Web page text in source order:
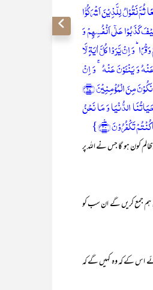
الظّٰلِمُوۡنَ ﴿۲۱﴾وَ یَوۡمَ نَحۡشُرُہُمۡ جَمِیۡعًا ثُمَّ نَقُوۡلُ لِلَّذِیۡنَ اَشۡرَکُوۡۤا
لَمۡ تَکُنۡ فِتۡنَتُہُمۡ اِلَّاۤ اَنۡ قَالُوۡا وَ اللّٰہِ رَبِّنَا مَا کُنَّا مُشۡرِکِیۡنَ ﴿۲۳﴾اُنۡظُرۡ کَیۡفَ کَذَبُوۡا عَلٰۤی اَنۡفُسِہِمۡ وَ
وَقۡرًا ؕ وَ اِنۡ یَّرَوۡا کُلَّ اٰیَۃٍ لَّا
اِنۡ ہٰذَاۤ اِلَّاۤ اَسَاطِیۡرُ الۡاَوَّلِیۡنَ ﴿۲۵﴾وَ ہُمۡ یَنۡہَوۡنَ عَنۡہُ وَ یَنۡـَٔوۡنَ عَنۡہُ ۚ وَ اِنۡ
یُّہۡلِکُوۡنَ اِلَّاۤ اَنۡفُسَہُمۡ وَ مَا یَشۡعُرُوۡنَ ﴿۲۶﴾وَ لَوۡ تَرٰۤی اِذۡ وُقِفُوۡا عَلَی النَّارِ فَقَالُوۡا یٰلَیۡتَنَا نُرَدُّ وَ لَا نُکَذِّبَ بِاٰیٰتِ رَبِّنَا وَ نَکُوۡنَ مِنَ الۡمُؤۡمِنِیۡنَ ﴿۲۷﴾
عَنۡہُ وَ اِنَّہُمۡ لَکٰذِبُوۡنَ ﴿۲۸﴾وَ قَالُوۡۤا اِنۡ ہِیَ اِلَّا حَیَاتُنَا الدُّنۡیَا وَ مَا نَحۡنُ
کون ہو گا جس نے اللہ پر
ہم جمع کریں گے ان سب کو
اس کے کہ وہ کہیں گے کہ